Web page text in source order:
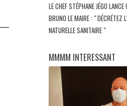
LE CHEF STÉPHANE JÉGO
BRUNO LE MAIRE : " DÉCRÉTEZ
NATURELLE SANITAIRE "
MMMM INTERESSANT